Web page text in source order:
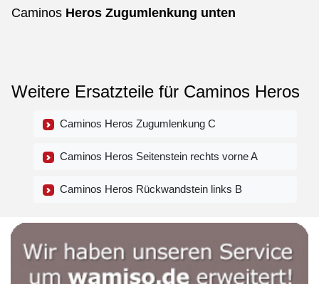
Caminos Heros Zugumlenkung unten
Weitere Ersatzteile für Caminos Heros
Caminos Heros Zugumlenkung C
Caminos Heros Seitenstein rechts vorne A
Caminos Heros Rückwandstein links B